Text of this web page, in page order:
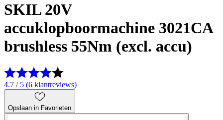
SKIL 20V
accuklopboormachine 3021CA
brushless 55Nm (excl. accu)
4.7 / 5 (6 klantreviews)
Opslaan in Favorieten